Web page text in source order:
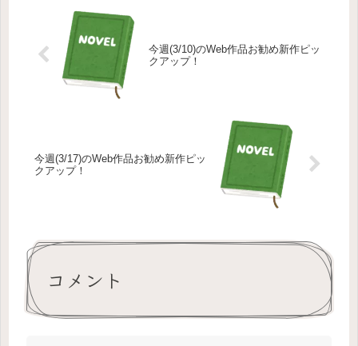
今週(3/10)のWeb作品お勧め新作ピッ
クアップ！
今週(3/17)のWeb作品お勧め新作ピッ
クアップ！
コメント